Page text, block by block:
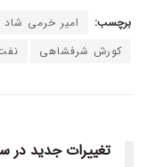
برچسب: امیر خرمی شاد
کورش شرفشاهی
تغییرات جدید در